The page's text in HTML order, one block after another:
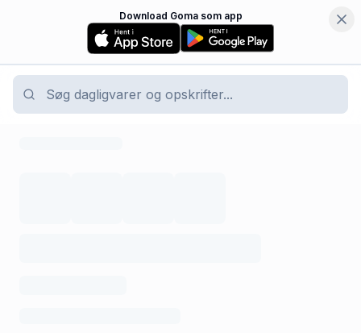
Download Goma som app